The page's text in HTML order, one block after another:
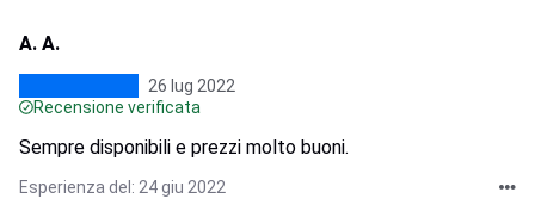
A. A.
26 lug 2022
Recensione verificata
Sempre disponibili e prezzi molto buoni.
Esperienza del: 24 giu 2022